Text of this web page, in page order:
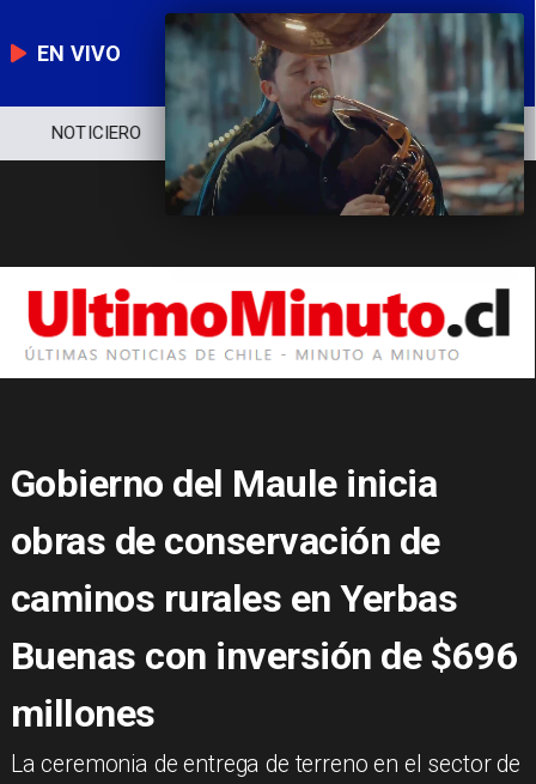
EN VIVO
NOTICIERO POLÍTICA ECONOMÍA
Gobierno del Maule inicia
obras de conservación de
caminos rurales en Yerbas
Buenas con inversión de $696
millones
​La ceremonia de entrega de terreno en el sector de